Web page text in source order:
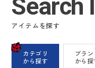
Search
アイテムを探す
カテゴリ
から探す
ブラン
から探